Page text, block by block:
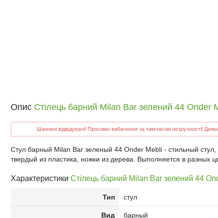
Опис Стілець барний Milan Bar зелений 44 Onder
Шановні відвідувачі! Просимо вибачення за тимчасові незручності!
Стул барный Milan Bar зеленый 44 Onder Mebli - стильный
твердый из пластика, ножки из дерева. Выполняется в разных
Характеристики Стілець барний Milan Bar зелений 44
Тип стул
Вид барный